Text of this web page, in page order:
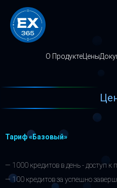
О Продукте Цены
Тариф «Базовый»
— 1000 кредитов в день - доступ к
— 100 кредитов за успешно